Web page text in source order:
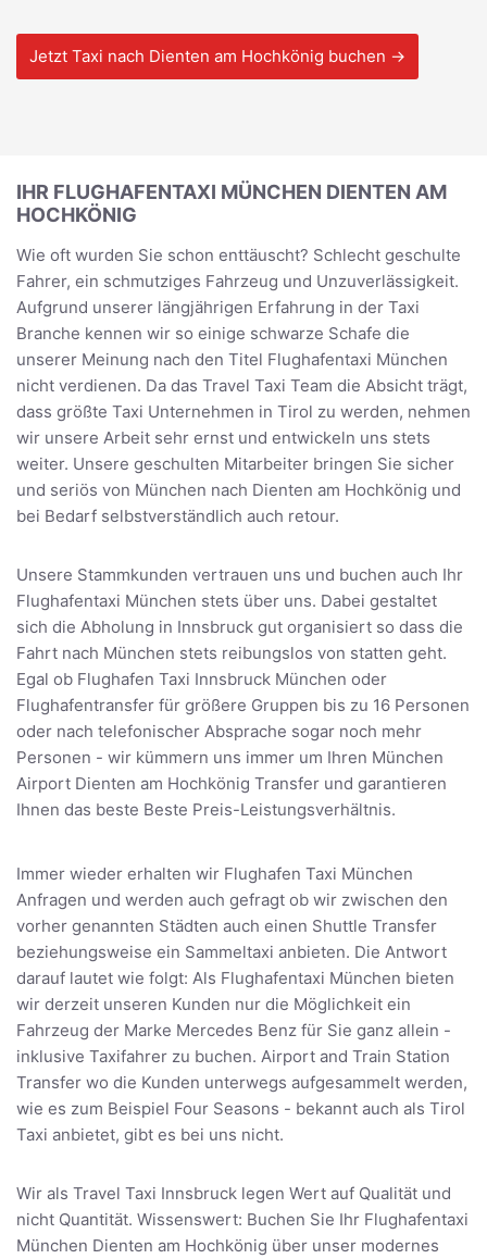
Jetzt Taxi nach Dienten am Hochkönig buchen →
IHR FLUGHAFENTAXI MÜNCHEN DIENTEN AM
HOCHKÖNIG
Wie oft wurden Sie schon enttäuscht? Schlecht geschulte
Fahrer, ein schmutziges Fahrzeug und Unzuverlässigkeit.
Aufgrund unserer längjährigen Erfahrung in der Taxi
Branche kennen wir so einige schwarze Schafe die
unserer Meinung nach den Titel Flughafentaxi München
nicht verdienen. Da das Travel Taxi Team die Absicht trägt,
dass größte Taxi Unternehmen in Tirol zu werden, nehmen
wir unsere Arbeit sehr ernst und entwickeln uns stets
weiter. Unsere geschulten Mitarbeiter bringen Sie sicher
und seriös von München nach Dienten am Hochkönig und
bei Bedarf selbstverständlich auch retour.
Unsere Stammkunden vertrauen uns und buchen auch Ihr
Flughafentaxi München stets über uns. Dabei gestaltet
sich die Abholung in Innsbruck gut organisiert so dass die
Fahrt nach München stets reibungslos von statten geht.
Egal ob Flughafen Taxi Innsbruck München oder
Flughafentransfer für größere Gruppen bis zu 16 Personen
oder nach telefonischer Absprache sogar noch mehr
Personen - wir kümmern uns immer um Ihren München
Airport Dienten am Hochkönig Transfer und garantieren
Ihnen das beste Beste Preis-Leistungsverhältnis.
Immer wieder erhalten wir Flughafen Taxi München
Anfragen und werden auch gefragt ob wir zwischen den
vorher genannten Städten auch einen Shuttle Transfer
beziehungsweise ein Sammeltaxi anbieten. Die Antwort
darauf lautet wie folgt: Als Flughafentaxi München bieten
wir derzeit unseren Kunden nur die Möglichkeit ein
Fahrzeug der Marke Mercedes Benz für Sie ganz allein -
inklusive Taxifahrer zu buchen. Airport and Train Station
Transfer wo die Kunden unterwegs aufgesammelt werden,
wie es zum Beispiel Four Seasons - bekannt auch als Tirol
Taxi anbietet, gibt es bei uns nicht.
Wir als Travel Taxi Innsbruck legen Wert auf Qualität und
nicht Quantität. Wissenswert: Buchen Sie Ihr Flughafentaxi
München Dienten am Hochkönig über unser modernes